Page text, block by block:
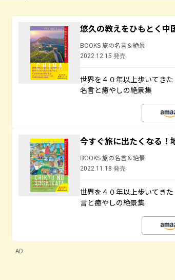
悠久の教えをひもとく中
BOOKS 旅の名言＆絶景
2022.12.15 発売
世界を４０年以上歩いてき
名言と癒やしの絶景集
今すぐ旅に出たくなる！
BOOKS 旅の名言＆絶景
2022.11.18 発売
世界を４０年以上歩いてき
言と癒やしの絶景集
AD